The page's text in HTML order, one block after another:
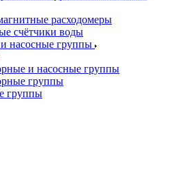
расходомеры
счётчики воды
насосные группы
и насосные группы
группы
группы